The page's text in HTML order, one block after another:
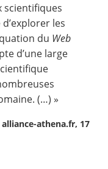
scientifiques
les
du Web
d’une large
(…) »
alliance-athena.fr, 17